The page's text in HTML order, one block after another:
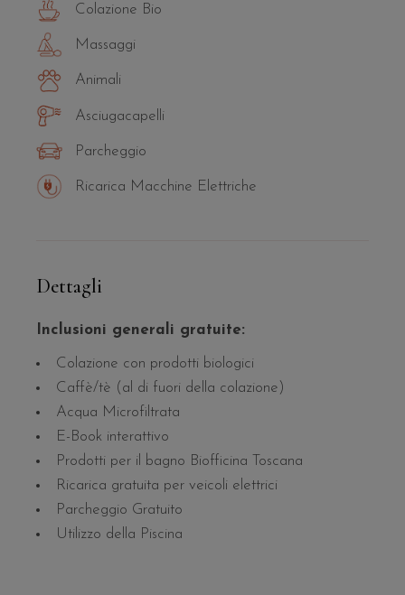
Colazione Bio
Massaggi
Animali
Asciugacapelli
Parcheggio
Ricarica Macchine Elettriche
Dettagli
Inclusioni generali gratuite:
Colazione con prodotti biologici
Caffè/tè (al di fuori della colazione)
Acqua Microfiltrata
E-Book interattivo
Prodotti per il bagno Biofficina Toscana
Ricarica gratuita per veicoli elettrici
Parcheggio Gratuito
Utilizzo della Piscina